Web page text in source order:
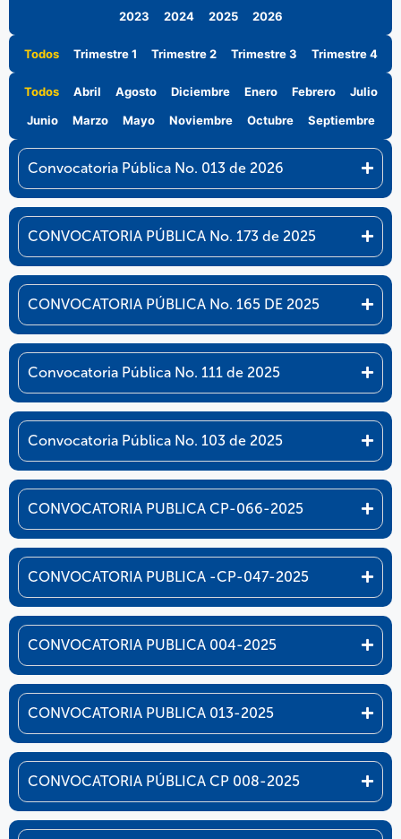
2023
2024 2025 2026
Trimestre 1 Trimestre 2 Trimestre 3 Trimestre 4
Todos
Abril Agosto Diciembre Enero Febrero
Julio
Junio
Marzo Mayo Noviembre Octubre Septiembre
Todos
Convocatoria Pública No. 013 de 2026
CONVOCATORIA PÚBLICA No. 173 de 2025
CONVOCATORIA PÚBLICA No. 165 DE 2025
Convocatoria Pública No. 111 de 2025
Convocatoria Pública No. 103 de 2025
CONVOCATORIA PUBLICA CP-066-2025
CONVOCATORIA PUBLICA -CP-047-2025
CONVOCATORIA PUBLICA 004-2025
CONVOCATORIA PUBLICA 013-2025
CONVOCATORIA PÚBLICA CP 008-2025